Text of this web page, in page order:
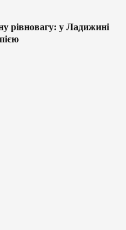
рівновагу: у Ладижині